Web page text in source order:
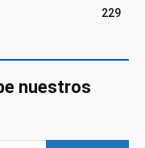
229
nuestros